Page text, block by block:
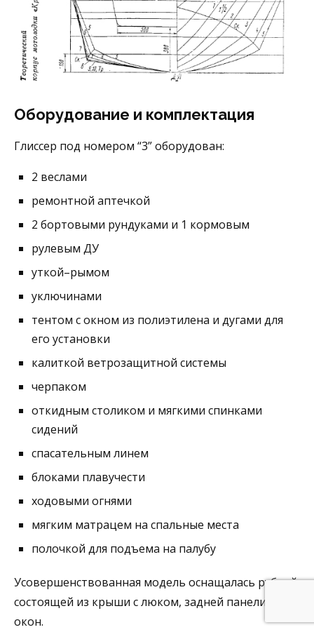
Оборудование и комплектация
Глиссер под номером “3” оборудован:
2 веслами
ремонтной аптечкой
2 бортовыми рундуками и 1 кормовым
рулевым ДУ
уткой–рымом
уключинами
тентом с окном из полиэтилена и дугами для
его установки
калиткой ветрозащитной системы
черпаком
откидным столиком и мягкими спинками
сидений
спасательным линем
блоками плавучести
ходовыми огнями
мягким матрацем на спальные места
полочкой для подъема на палубу
Усовершенствованная модель оснащалась рубкой,
состоящей из крыши с люком, задней панели,
окон.